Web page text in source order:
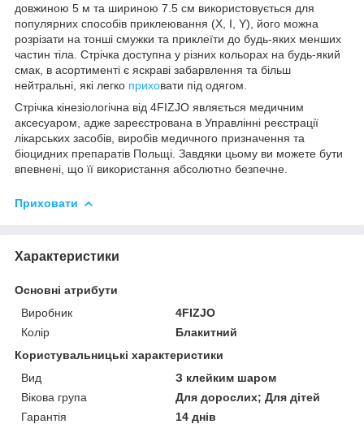
довжиною 5 м та шириною 7.5 см використовується для
популярних способів приклеювання (X, I, Y), його можна
розрізати на тонші смужки та приклеїти до будь-яких менших
частин тіла. Стрічка доступна у різних кольорах на будь-який
смак, в асортименті є яскраві забарвлення та більш
нейтральні, які легко приховати під одягом.
Стрічка кінезіологічна від 4FIZJO являється медичним
аксесуаром, адже зареєстрована в Управлінні реєстрації
лікарських засобів, виробів медичного призначення та
біоцидних препаратів Польщі. Завдяки цьому ви можете бути
впевнені, що її використання абсолютно безпечне.
Приховати
Характеристики
Основні атрибути
Виробник
4FIZJO
Колір
Блакитний
Користувальницькі характеристики
Вид
З клейким шаром
Вікова група
Для дорослих; Для дітей
Гарантія
14 днів